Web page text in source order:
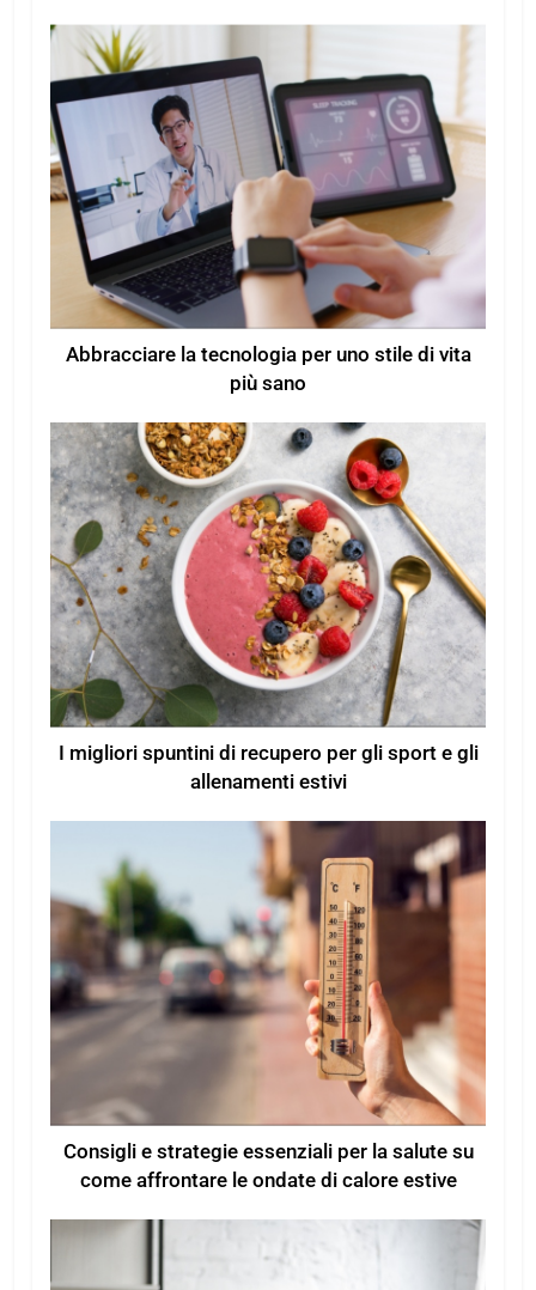
Abbracciare la tecnologia per uno stile di vita
più sano
I migliori spuntini di recupero per gli sport e gli
allenamenti estivi
Consigli e strategie essenziali per la salute su
come affrontare le ondate di calore estive